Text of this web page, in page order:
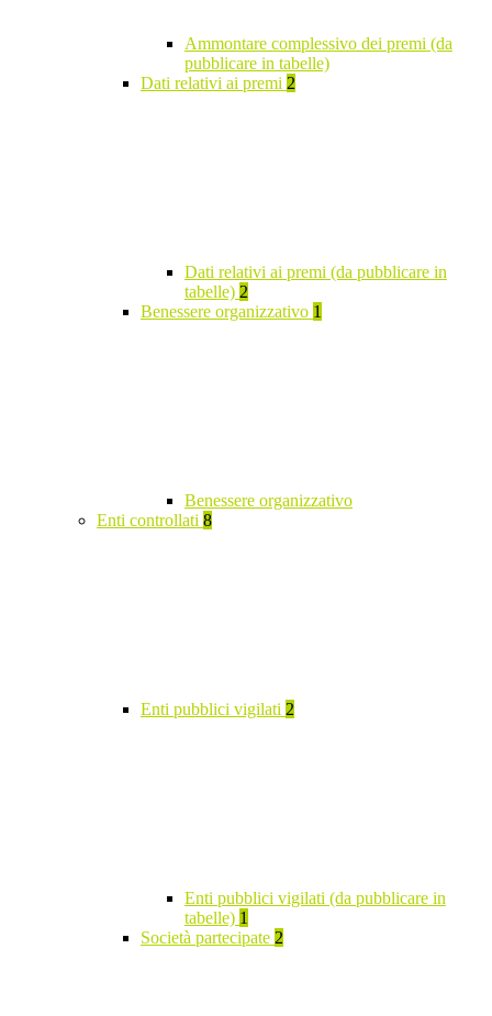
Ammontare complessivo dei premi (da
pubblicare in tabelle)
Dati relativi ai premi 2
Dati relativi ai premi (da pubblicare in
tabelle) 2
Benessere organizzativo 1
Benessere organizzativo
Enti controllati 8
Enti pubblici vigilati 2
Enti pubblici vigilati (da pubblicare in
tabelle) 1
Società partecipate 2